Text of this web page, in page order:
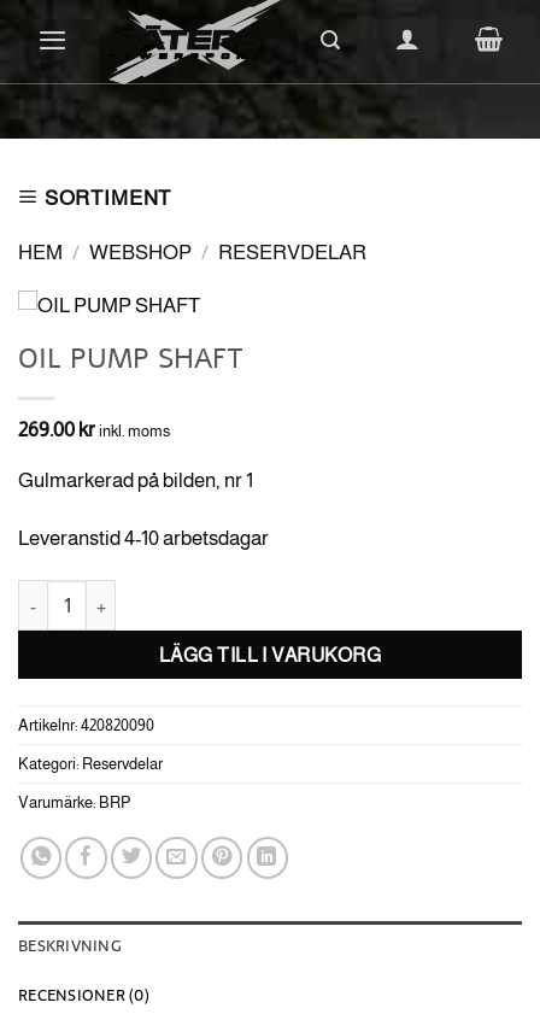
to
content
SORTIMENT
HEM / WEBSHOP / RESERVDELAR
OIL PUMP SHAFT
269.00 kr inkl. moms
Gulmarkerad på bilden, nr 1
Leveranstid 4-10 arbetsdagar
OIL PUMP SHAFT mängd
LÄGG TILL I VARUKORG
Artikelnr: 420820090
Kategori: Reservdelar
Varumärke: BRP
BESKRIVNING
RECENSIONER (0)